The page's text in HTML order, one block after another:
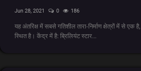
Jun 28, 2021 0 186
यह अंतरिक्ष में सबसे गतिशील तारा-निर्माण क्षेत्रों में से एक
स्थित है। केंद्र में है: ब्रिलियंट स्टार...